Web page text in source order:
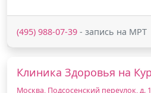
(495) 988-07-39 - запись на МРТ
Клиника Здоровья на
Москва, Подсосенский переулок, д.